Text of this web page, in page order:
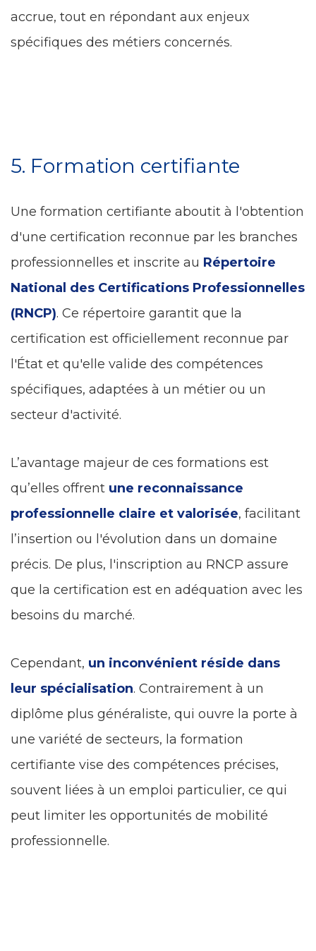
accrue, tout en répondant aux enjeux
spécifiques des métiers concernés.
5. Formation certifiante
Une formation certifiante aboutit à l'obtention
d'une certification reconnue par les branches
professionnelles et inscrite au Répertoire
National des Certifications Professionnelles
(RNCP). Ce répertoire garantit que la
certification est officiellement reconnue par
l'État et qu'elle valide des compétences
spécifiques, adaptées à un métier ou un
secteur d'activité.
L’avantage majeur de ces formations est
qu’elles offrent une reconnaissance
professionnelle claire et valorisée, facilitant
l’insertion ou l'évolution dans un domaine
précis. De plus, l'inscription au RNCP assure
que la certification est en adéquation avec les
besoins du marché.
Cependant, un inconvénient réside dans
leur spécialisation. Contrairement à un
diplôme plus généraliste, qui ouvre la porte à
une variété de secteurs, la formation
certifiante vise des compétences précises,
souvent liées à un emploi particulier, ce qui
peut limiter les opportunités de mobilité
professionnelle.